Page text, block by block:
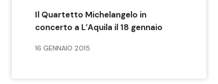
Il Quartetto Michelangelo in
concerto a L’Aquila il 18 gennaio
16 GENNAIO 2015